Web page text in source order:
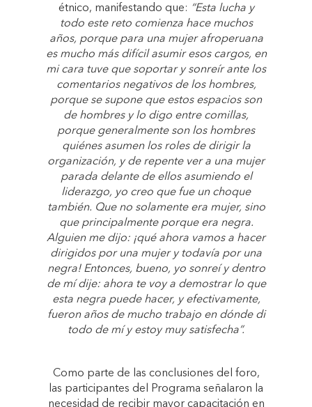
étnico, manifestando que: “Esta lucha y
todo este reto comienza hace muchos
años, porque para una mujer afroperuana
es mucho más difícil asumir esos cargos, en
mi cara tuve que soportar y sonreír ante los
comentarios negativos de los hombres,
porque se supone que estos espacios son
de hombres y lo digo entre comillas,
porque generalmente son los hombres
quiénes asumen los roles de dirigir la
organización, y de repente ver a una mujer
parada delante de ellos asumiendo el
liderazgo, yo creo que fue un choque
también. Que no solamente era mujer, sino
que principalmente porque era negra.
Alguien me dijo: ¡qué ahora vamos a hacer
dirigidos por una mujer y todavía por una
negra! Entonces, bueno, yo sonreí y dentro
de mí dije: ahora te voy a demostrar lo que
esta negra puede hacer, y efectivamente,
fueron años de mucho trabajo en dónde di
todo de mí y estoy muy satisfecha”.
Como parte de las conclusiones del foro,
las participantes del Programa señalaron la
necesidad de recibir mayor capacitación en